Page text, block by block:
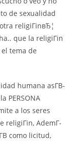
de sexualidad
religiГіnвЂ¦
que la religiГіn
tema de
humana asГ­В­
PERSONA
a los seres
religiГіn, AdemГ­
como licitud,